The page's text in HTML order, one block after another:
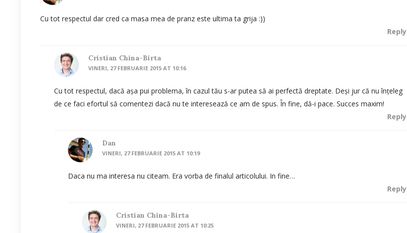
Cu tot respectul dar cred ca masa mea de pranz este ultima ta grija :))
Reply
Cristian China-Birta
VINERI, 27 FEBRUARIE 2015 AT 10:16
Cu tot respectul, dacă așa pui problema, în cazul tău s-ar putea să ai perfectă dreptate. Deși jur că nu înțeleg
de ce faci efortul să comentezi dacă nu te interesează ce am de spus. În fine, dă-i pace. Succes maxim!
Reply
Dan
VINERI, 27 FEBRUARIE 2015 AT 10:19
Daca nu ma interesa nu citeam. Era vorba de finalul articolului. In fine…
Reply
Cristian China-Birta
VINERI, 27 FEBRUARIE 2015 AT 10:25